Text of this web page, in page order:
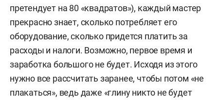
претендует на 80 «квадратов»), каждый мастер
прекрасно знает, сколько потребляет его
оборудование, сколько придется платить за
расходы и налоги. Возможно, первое время и
заработка большого не будет. Исходя из этого
нужно все рассчитать заранее, чтобы потом «не
плакаться», ведь даже «глину никто не будет